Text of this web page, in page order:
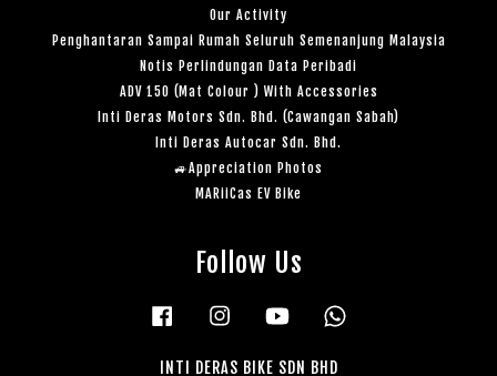
Our Activity
Penghantaran Sampai Rumah Seluruh Semenanjung Malaysia
Notis Perlindungan Data Peribadi
ADV 150 (Mat Colour ) With Accessories
Inti Deras Motors Sdn. Bhd. (Cawangan Sabah)
Inti Deras Autocar Sdn. Bhd.
🚙Appreciation Photos
MARiiCas EV Bike
Follow Us
Facebook Instagram YouTube
INTI DERAS BIKE SDN BHD